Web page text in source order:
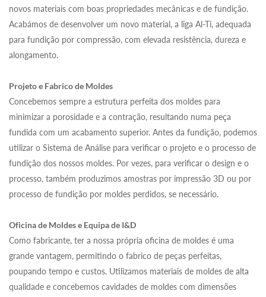
novos materiais com boas propriedades mecânicas e de fundição.
Acabámos de desenvolver um novo material, a liga Al-Ti, adequada
para fundição por compressão, com elevada resistência, dureza e
alongamento.
Projeto e Fabrico de Moldes
Concebemos sempre a estrutura perfeita dos moldes para
minimizar a porosidade e a contração, resultando numa peça
fundida com um acabamento superior. Antes da fundição, podemos
utilizar o Sistema de Análise para verificar o projeto e o processo de
fundição dos nossos moldes. Por vezes, para verificar o design e o
processo, também produzimos amostras por impressão 3D ou por
processo de fundição por moldes perdidos, se necessário.
Oficina de Moldes e Equipa de I&D
Como fabricante, ter a nossa própria oficina de moldes é uma
grande vantagem, permitindo o fabrico de peças perfeitas,
poupando tempo e custos. Utilizamos materiais de moldes de alta
qualidade e concebemos cavidades de moldes com dimensões